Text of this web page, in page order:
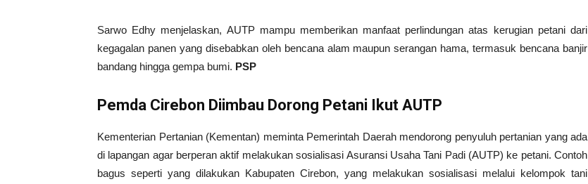
Sarwo Edhy menjelaskan, AUTP mampu memberikan manfaat perlindungan atas kerugian petani dari
kegagalan panen yang disebabkan oleh bencana alam maupun serangan hama, termasuk bencana banjir
bandang hingga gempa bumi. PSP
Pemda Cirebon Diimbau Dorong Petani Ikut AUTP
Kementerian Pertanian (Kementan) meminta Pemerintah Daerah mendorong penyuluh pertanian yang ada
di lapangan agar berperan aktif melakukan sosialisasi Asuransi Usaha Tani Padi (AUTP) ke petani. Contoh
bagus seperti yang dilakukan Kabupaten Cirebon, yang melakukan sosialisasi melalui kelompok tani